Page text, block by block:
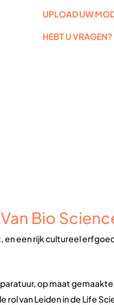
UPLOAD UW
HEBT U
Bio
een rijk cultureel
op maat
van Leiden in de Life